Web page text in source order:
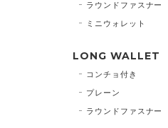
ラウンドファスナー
ミニウォレット
LONG WALLET
コンチョ付き
プレーン
ラウンドファスナー